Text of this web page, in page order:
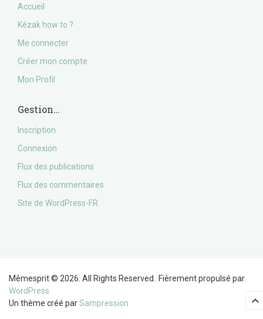
Accueil
Kézak how to ?
Me connecter
Créer mon compte
Mon Profil
Gestion…
Inscription
Connexion
Flux des publications
Flux des commentaires
Site de WordPress-FR
Mêmesprit © 2026. All Rights Reserved.
Fièrement propulsé par
WordPress
Un thème créé parSampression